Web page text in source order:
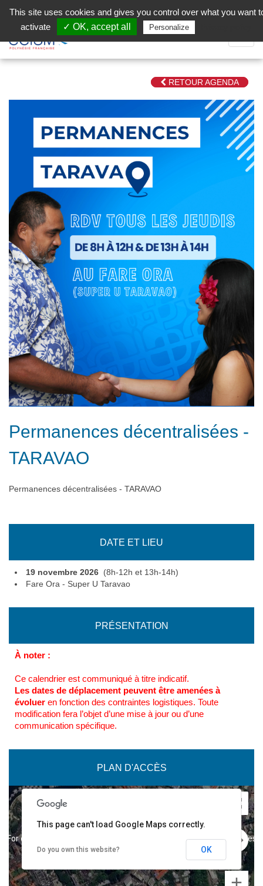
Facebook (Customer Chat) is disabled.
la
RETOUR AGENDA
Permanences décentralisées -
TARAVAO
Permanences décentralisées - TARAVAO
DATE ET LIEU
19 novembre 2026 (8h-12h et 13h-14h)
Fare Ora - Super U Taravao
PRÉSENTATION
À noter :
Ce calendrier est communiqué à titre indicatif.
Les dates de déplacement peuvent être amenées à
évoluer en fonction des contraintes logistiques. Toute
modification fera l’objet d’une mise à jour ou d’une
communication spécifique.
PLAN D'ACCÈS
For development purposes
For development purposes only
This page can't load Google Maps correctly.
Do you own this website? OK
This site uses cookies and gives you control over what you want
activate
✓ OK, accept all Personalize